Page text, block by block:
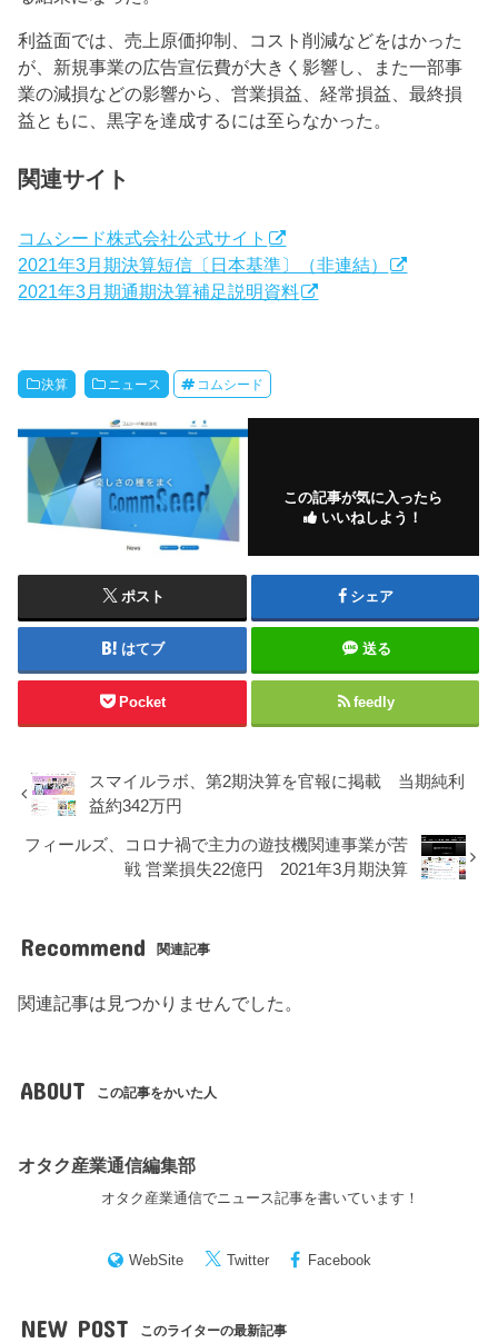
利益面では、売上原価抑制、コスト削減などをはかった
が、新規事業の広告宣伝費が大きく影響し、また一部事
業の減損などの影響から、営業損益、経常損益、最終損
益ともに、黒字を達成するには至らなかった。
関連サイト
コムシード株式会社公式サイト
2021年3月期決算短信〔日本基準〕（非連結）
2021年3月期通期決算補足説明資料
決算 ニュース コムシード
この記事が気に入ったら
いいねしよう！
ポスト シェア
はてブ 送る
Pocket feedly
スマイルラボ、第2期決算を官報に掲載 当期純利
益約342万円
フィールズ、コロナ禍で主力の遊技機関連事業が苦
戦 営業損失22億円 2021年3月期決算
Recommend 関連記事
関連記事は見つかりませんでした。
ABOUT この記事をかいた人
オタク産業通信編集部
オタク産業通信でニュース記事を書いています！
WebSite Twitter Facebook
NEW POST このライターの最新記事